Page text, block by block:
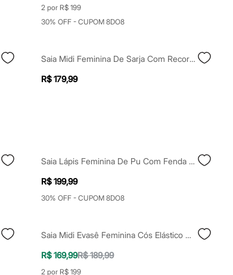
2 por R$ 199
30% OFF - CUPOM 8DO8
Saia Midi Feminina De Sarja Com Recortes E Fenda Marrom
R$ 179,99
Saia Lápis Feminina De Pu Com Fenda Preta
R$ 199,99
30% OFF - CUPOM 8DO8
Saia Midi Evasê Feminina Cós Elástico Marrom
R$ 169,99R$ 189,99
2 por R$ 199